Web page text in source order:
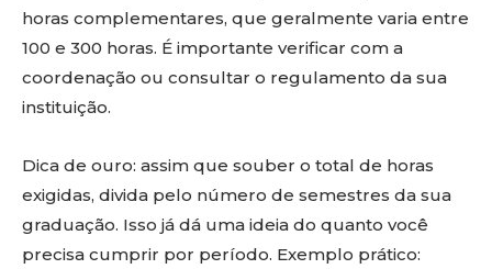
horas complementares, que geralmente varia entre
100 e 300 horas. É importante verificar com a
coordenação ou consultar o regulamento da sua
instituição.
Dica de ouro: assim que souber o total de horas
exigidas, divida pelo número de semestres da sua
graduação. Isso já dá uma ideia do quanto você
precisa cumprir por período. Exemplo prático: